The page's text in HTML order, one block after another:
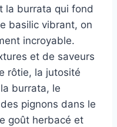
la burrata qui fond
basilic vibrant, on
incroyable.
et de saveurs
rôtie, la jutosité
burrata, le
pignons dans le
goût herbacé et